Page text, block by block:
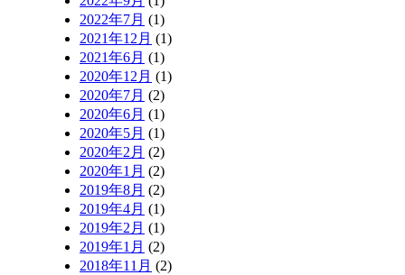
2022年7月 (1)
2021年12月 (1)
2021年6月 (1)
2020年12月 (1)
2020年7月 (2)
2020年6月 (1)
2020年5月 (1)
2020年2月 (2)
2020年1月 (2)
2019年8月 (2)
2019年4月 (1)
2019年2月 (1)
2019年1月 (2)
2018年11月 (2)